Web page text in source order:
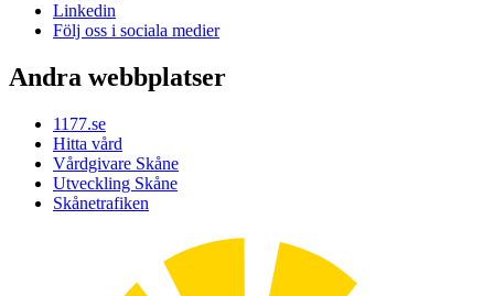
Linkedin
Följ oss i sociala medier
Andra webbplatser
1177.se
Hitta vård
Vårdgivare Skåne
Utveckling Skåne
Skånetrafiken